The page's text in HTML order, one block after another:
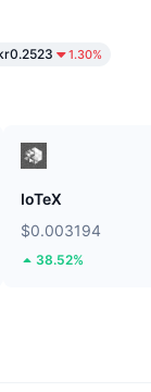
1.30%
IoTeX
$0.003194
38.52%